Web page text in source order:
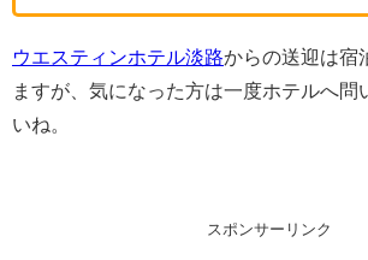
ウエスティンホテル淡路からの送迎は宿
ますが、気になった方は一度ホテルへ問
いね。
スポンサーリンク